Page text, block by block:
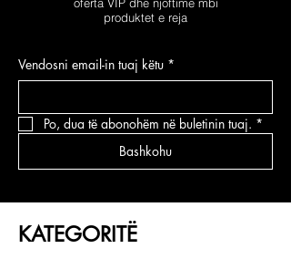
produktet e reja
Vendosni email-in tuaj këtu *
Po, dua të abonohëm në buletinin tuaj. *
Bashkohu
KATEGORITË